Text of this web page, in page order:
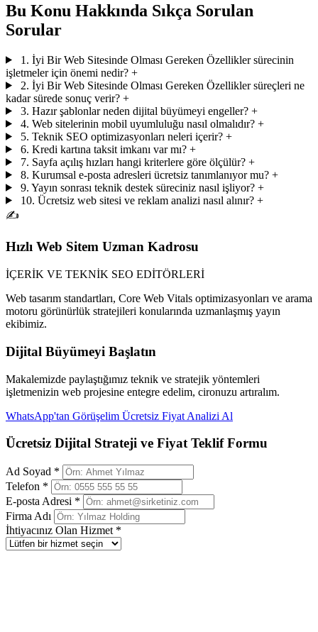
Bu Konu Hakkında Sıkça Sorulan
Sorular
1. İyi Bir Web Sitesinde Olması Gereken Özellikler sürecinin
işletmeler için önemi nedir? +
2. İyi Bir Web Sitesinde Olması Gereken Özellikler süreçleri ne
kadar sürede sonuç verir? +
3. Hazır şablonlar neden dijital büyümeyi engeller? +
4. Web sitelerinin mobil uyumluluğu nasıl olmalıdır? +
5. Teknik SEO optimizasyonları neleri içerir? +
6. Kredi kartına taksit imkanı var mı? +
7. Sayfa açılış hızları hangi kriterlere göre ölçülür? +
8. Kurumsal e-posta adresleri ücretsiz tanımlanıyor mu? +
9. Yayın sonrası teknik destek süreciniz nasıl işliyor? +
10. Ücretsiz web sitesi ve reklam analizi nasıl alınır? +
✍️
Hızlı Web Sitem Uzman Kadrosu
İÇERİK VE TEKNİK SEO EDİTÖRLERİ
Web tasarım standartları, Core Web Vitals optimizasyonları ve arama
motoru görünürlük stratejileri konularında uzmanlaşmış yayın
ekibimiz.
Dijital Büyümeyi Başlatın
Makalemizde paylaştığımız teknik ve stratejik yöntemleri
işletmenizin web projesine entegre edelim, cironuzu artıralım.
WhatsApp'tan Görüşelim Ücretsiz Fiyat Analizi Al
Ücretsiz Dijital Strateji ve Fiyat Teklif Formu
Ad Soyad *
Telefon *
E-posta Adresi *
Firma Adı
İhtiyacınız Olan Hizmet *